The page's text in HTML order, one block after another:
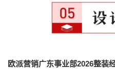
欧派营销广东事业部2026整装